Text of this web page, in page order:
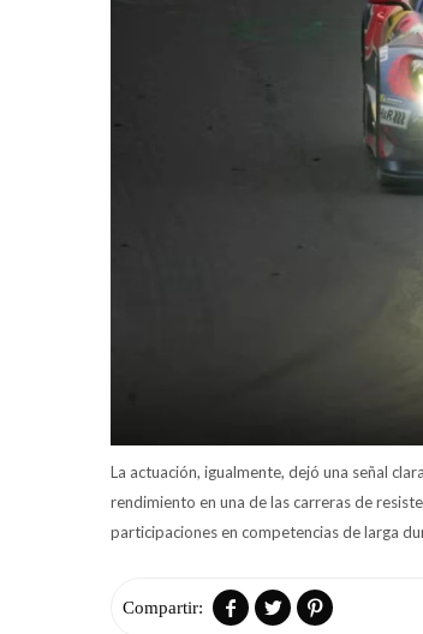
La actuación, igualmente, dejó una señal
rendimiento en una de las carreras de
participaciones en competencias de larga
  